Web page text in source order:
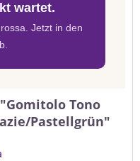
wartet.
Jetzt in den
Tono
Pastellgrün"